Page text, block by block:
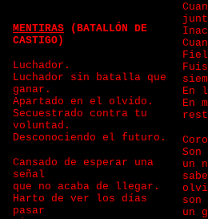
MENTIRAS (BATALLÓN DE
CASTIGO)
Luchador.
Luchador sin batalla que
ganar.
Apartado en el olvido.
Secuestrado contra tu
voluntad.
Desconociendo el futuro.
Cansado de esperar una
señal
que no acaba de llegar.
Harto de ver los días
pasar
Fiel
En
En
un
son
un